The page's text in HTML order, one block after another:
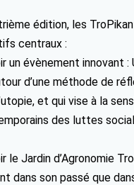
édition, les
centraux :
un évènement innovant
d’une méthode de
et qui vise à la
des luttes
le Jardin d’Agronomie
dans son passé que